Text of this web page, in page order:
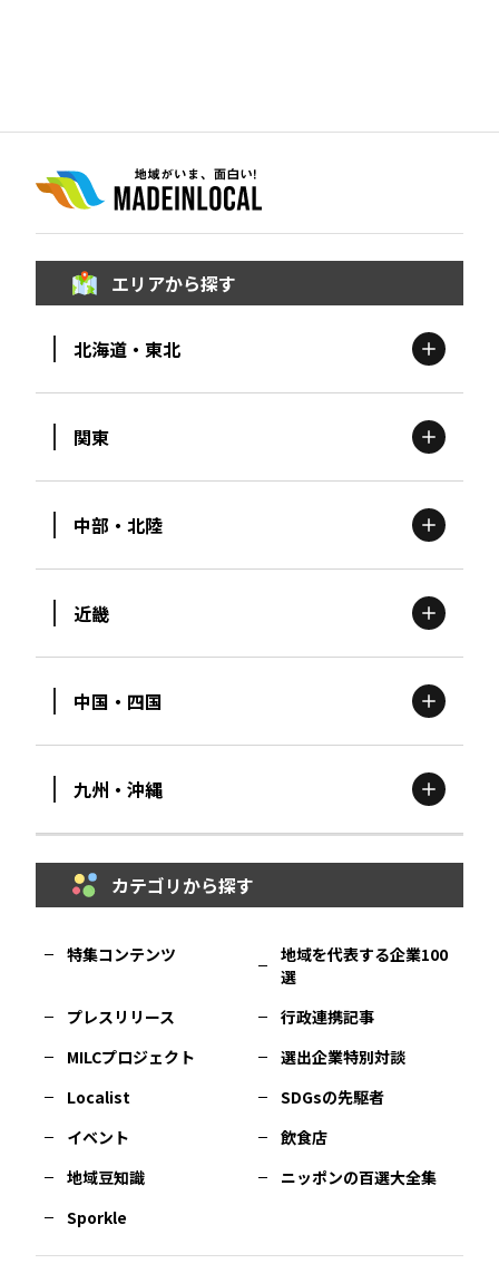
エリアから探す
北海道・東北
山形エリア
関東
千葉エリア
中部・北陸
福井エリア
近畿
大阪市エリア
兵庫エリア
中国・四国
島根エリア
徳島エリア
九州・沖縄
福岡エリア
大分エリア
カテゴリから探す
特集コンテンツ
地域を代表する企業100
選
プレスリリース
行政連携記事
MILCプロジェクト
選出企業特別対談
Localist
SDGsの先駆者
イベント
飲食店
地域豆知識
ニッポンの百選大全集
Sporkle